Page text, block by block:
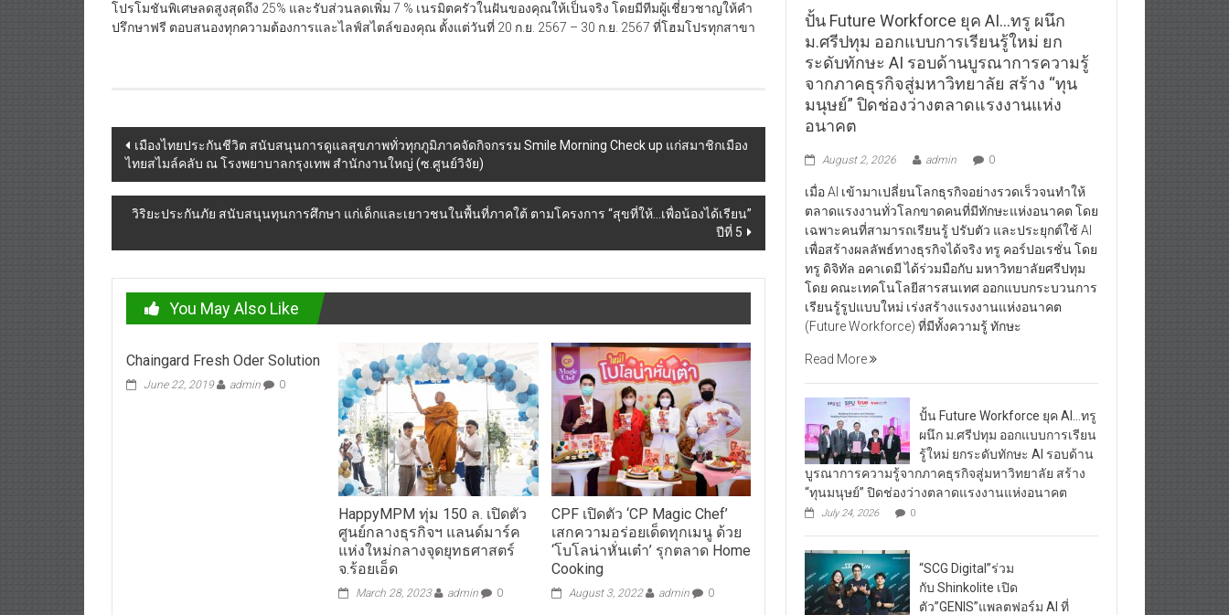
โปรโมชันพิเศษลดสูงสุดถึง 25% และรับส่วนลดเพิ่ม 7 % เนรมิตครัวในฝันของคุณให้เป็นจริง โดยมีทีมผู้เชี่ยวชาญให้คำ
ปรึกษาฟรี ตอบสนองทุกความต้องการและไลฟ์สไตล์ของคุณ ตั้งแต่วันที่ 20 ก.ย. 2567 – 30 ก.ย. 2567 ที่โฮมโปรทุกสาขา
Post
navigation
เมืองไทยประกันชีวิต สนับสนุนการดูแลสุขภาพทั่วทุกภูมิภาคจัดกิจกรรม Smile Morning Check up แก่สมาชิกเมือง
ไทยสไมล์คลับ ณ โรงพยาบาลกรุงเทพ สำนักงานใหญ่ (ซ.ศูนย์วิจัย)
วิริยะประกันภัย สนับสนุนทุนการศึกษา แก่เด็กและเยาวชนในพื้นที่ภาคใต้ ตามโครงการ “สุขที่ให้…เพื่อน้องได้เรียน”
ปีที่ 5
You May Also Like
Chaingard Fresh Oder Solution
June 22, 2019 admin 0
HappyMPM ทุ่ม 150 ล. เปิดตัว
ศูนย์กลางธุรกิจฯ แลนด์มาร์ค
แห่งใหม่กลางจุดยุทธศาสตร์
จ.ร้อยเอ็ด
March 28, 2023 admin 0
CPF เปิดตัว ‘CP Magic Chef’
เสกความอร่อยเด็ดทุกเมนู ด้วย
‘โบโลน่าหั่นเต๋า’ รุกตลาด Home
Cooking
August 3, 2022 admin 0
ปั้น Future Workforce ยุค AI…ทรู ผนึก
ม.ศรีปทุม ออกแบบการเรียนรู้ใหม่ ยก
ระดับทักษะ AI รอบด้านบูรณาการความรู้
จากภาคธุรกิจสู่มหาวิทยาลัย สร้าง “ทุน
มนุษย์” ปิดช่องว่างตลาดแรงงานแห่ง
อนาคต
August 2, 2026 admin 0
เมื่อ AI เข้ามาเปลี่ยนโลกธุรกิจอย่างรวดเร็วจนทำให้
ตลาดแรงงานทั่วโลกขาดคนที่มีทักษะแห่งอนาคต โดย
เฉพาะคนที่สามารถเรียนรู้ ปรับตัว และประยุกต์ใช้ AI
เพื่อสร้างผลลัพธ์ทางธุรกิจได้จริง ทรู คอร์ปอเรชั่น โดย
ทรู ดิจิทัล อคาเดมี ได้ร่วมมือกับ มหาวิทยาลัยศรีปทุม
โดย คณะเทคโนโลยีสารสนเทศ ออกแบบกระบวนการ
เรียนรู้รูปแบบใหม่ เร่งสร้างแรงงานแห่งอนาคต
(Future Workforce) ที่มีทั้งความรู้ ทักษะ
Read More
ปั้น Future Workforce ยุค AI…ทรู
ผนึก ม.ศรีปทุม ออกแบบการเรียน
รู้ใหม่ ยกระดับทักษะ AI รอบด้าน
บูรณาการความรู้จากภาคธุรกิจสู่มหาวิทยาลัย สร้าง
“ทุนมนุษย์” ปิดช่องว่างตลาดแรงงานแห่งอนาคต
July 24, 2026 0
“SCG Digital”ร่วม
กับ Shinkolite เปิด
ตัว”GENIS”แพลตฟอร์ม AI ที่